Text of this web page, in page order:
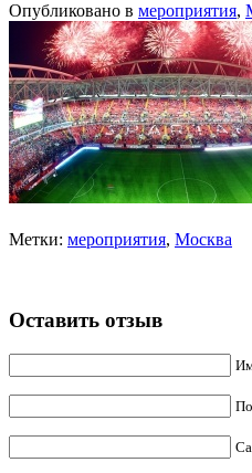
Опубликовано в мероприятия,
Метки: мероприятия, Москва
Оставить отзыв